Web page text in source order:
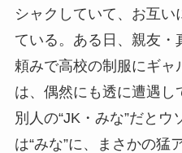
シャクしていて、お互い
ている。ある日、親友
頼みで高校の制服にギャ
は、偶然にも透に遭遇
別人の“JK・みな”だと
は“みな”に、まさかの